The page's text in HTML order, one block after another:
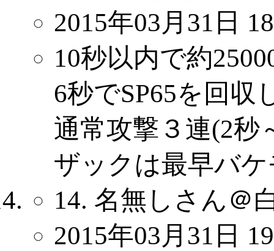
2015年03月31日
10秒以内で約
6秒でSP65を回収
通常攻撃３連(2秒
ザックは最早バ
14. 名無しさん＠
2015年03月31日